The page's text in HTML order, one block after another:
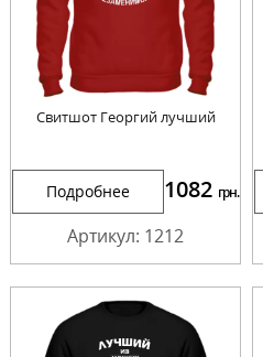
Свитшот Георгий лучший
Подробнее 1082 грн.
Артикул: 1212